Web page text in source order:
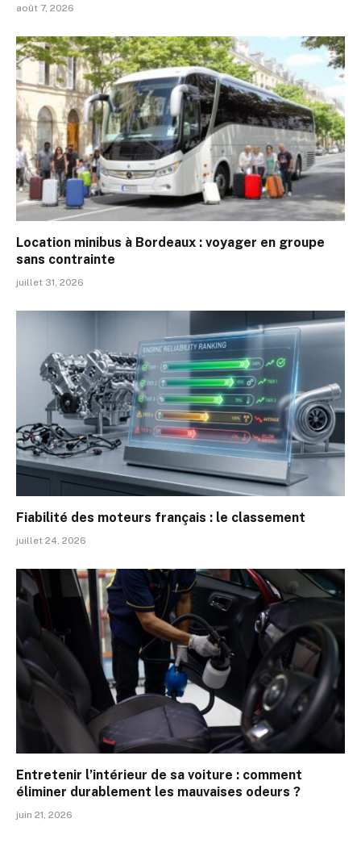
août 7, 2026
Location minibus à Bordeaux : voyager en groupe
sans contrainte
juillet 31, 2026
Fiabilité des moteurs français : le classement
juillet 24, 2026
Entretenir l’intérieur de sa voiture : comment
éliminer durablement les mauvaises odeurs ?
juin 21, 2026